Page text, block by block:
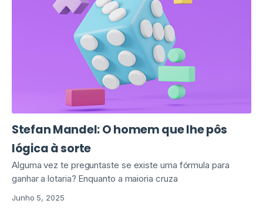
Stefan Mandel: O homem que lhe pôs
lógica à sorte
Alguma vez te preguntaste se existe uma fórmula para
ganhar a lotaria? Enquanto a maioria cruza
Junho 5, 2025